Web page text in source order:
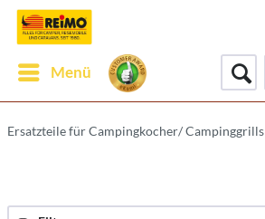
Menü
Ersatzteile für Campingkocher/ Campinggrills